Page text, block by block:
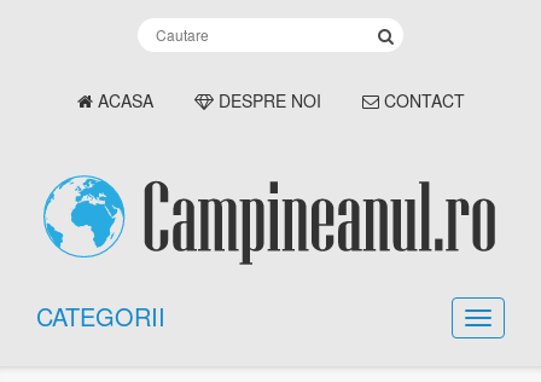
ACASA DESPRE NOI CONTACT
CATEGORII